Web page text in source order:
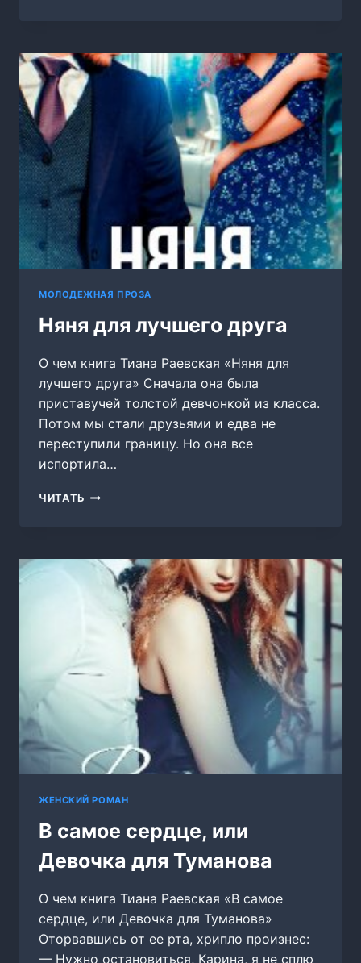
АНАСТЭЙШУ
МОЛОДЕЖНАЯ ПРОЗА
Няня для лучшего друга
О чем книга Тиана Раевская «Няня для
лучшего друга» Сначала она была
приставучей толстой девчонкой из класса.
Потом мы стали друзьями и едва не
переступили границу. Но она все
испортила…
ЧИТАТЬ НЯНЯ
ЖЕНСКИЙ РОМАН
В самое сердце, или
Девочка для Туманова
О чем книга Тиана Раевская «В самое
сердце, или Девочка для Туманова»
Оторвавшись от ее рта, хрипло произнес:
— Нужно остановиться, Карина, я не сплю